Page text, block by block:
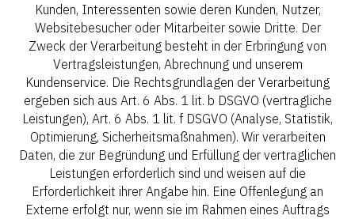
Kunden, Interessenten sowie deren Kunden, Nutzer,
Websitebesucher oder Mitarbeiter sowie Dritte. Der
Zweck der Verarbeitung besteht in der Erbringung von
Vertragsleistungen, Abrechnung und unserem
Kundenservice. Die Rechtsgrundlagen der Verarbeitung
ergeben sich aus Art. 6 Abs. 1 lit. b DSGVO (vertragliche
Leistungen), Art. 6 Abs. 1 lit. f DSGVO (Analyse, Statistik,
Optimierung, Sicherheitsmaßnahmen). Wir verarbeiten
Daten, die zur Begründung und Erfüllung der vertraglichen
Leistungen erforderlich sind und weisen auf die
Erforderlichkeit ihrer Angabe hin. Eine Offenlegung an
Externe erfolgt nur, wenn sie im Rahmen eines Auftrags